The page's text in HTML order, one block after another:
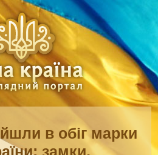
в обіг марки
замки,